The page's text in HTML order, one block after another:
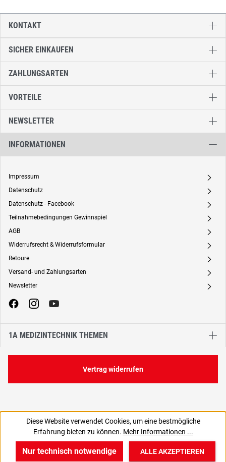
SICHER EINKAUFEN
ZAHLUNGSARTEN
VORTEILE
NEWSLETTER
INFORMATIONEN
Impressum A
Datenschutz A
Datenschutz - Facebook A
Teilnahmebedingungen Gewinnspiel A
AGB A
Widerrufsrecht & Widerrufsformular A
Retoure A
Versand- und Zahlungsarten A
Newsletter A
1A MEDIZINTECHNIK THEMEN
KONTAKT
Vertrag widerrufen
Diese Website verwendet Cookies, um eine bestmögliche
Erfahrung bieten zu können. Mehr Informationen ...
Nur technisch notwendige ALLE AKZEPTIEREN